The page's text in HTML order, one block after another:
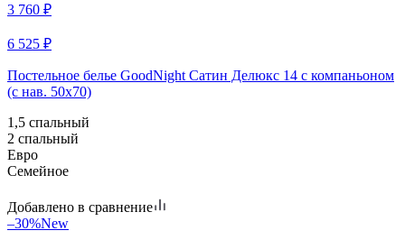
3 760 ₽
6 525 ₽
Постельное белье GoodNight Сатин Делюкс 14 с компаньоном
(с нав. 50х70)
1,5 спальный
2 спальный
Евро
Семейное
Добавлено в сравнение
–30%New